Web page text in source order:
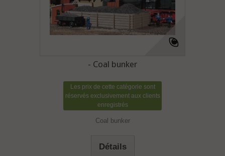
- Coal bunker
Les prix de cette catégorie sont
réservés exclusivement aux clients
enregistrés
Coal bunker
Détails